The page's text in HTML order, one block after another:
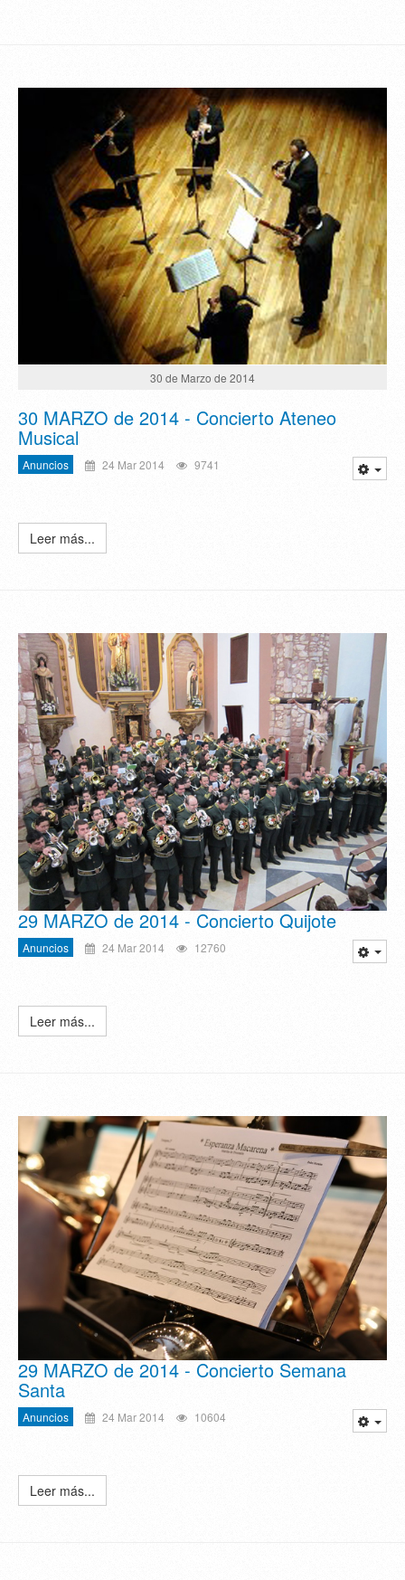
30 de Marzo de 2014
30 MARZO de 2014 - Concierto Ateneo
Musical
Anuncios 24 Mar 2014 9741
Leer más...
29 MARZO de 2014 - Concierto Quijote
Anuncios 24 Mar 2014 12760
Leer más...
29 MARZO de 2014 - Concierto Semana
Santa
Anuncios 24 Mar 2014 10604
Leer más...